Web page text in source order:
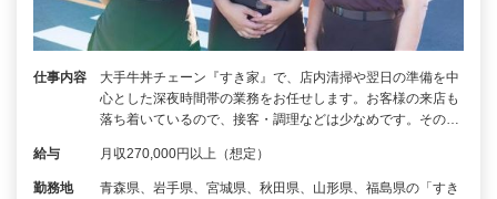
仕事内容
大手牛丼チェーン『すき家』で、店内清掃や翌日の準備を中
心とした深夜時間帯の業務をお任せします。お客様の来店も
落ち着いているので、接客・調理などは少なめです。その…
給与 月収270,000円以上（想定）
勤務地
青森県、岩手県、宮城県、秋田県、山形県、福島県の「すき